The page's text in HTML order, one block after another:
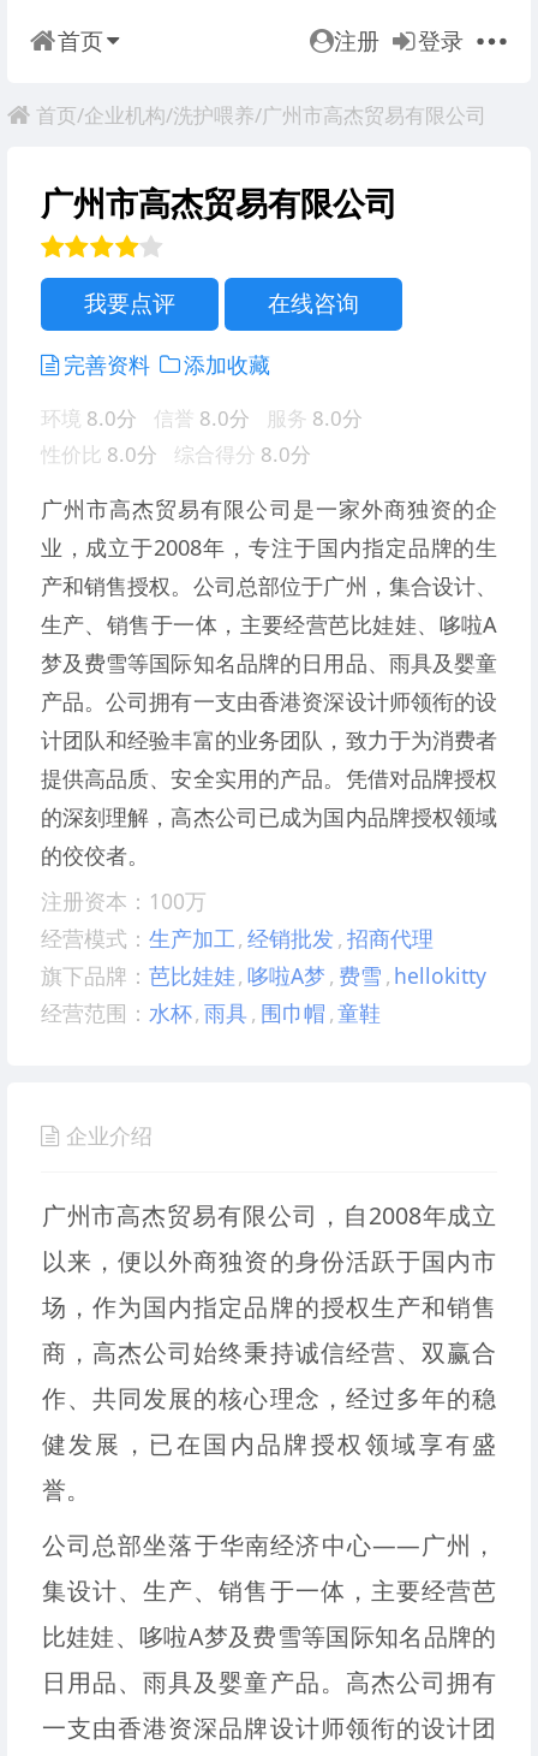
首页 注册 登录
首页/企业机构/洗护喂养/广州市高杰贸易有限公司
广州市高杰贸易有限公司
我要点评 在线咨询
完善资料 添加收藏
环境 8.0分 信誉 8.0分 服务 8.0分
性价比 8.0分 综合得分 8.0分
广州市高杰贸易有限公司是一家外商独资的企
业，成立于2008年，专注于国内指定品牌的生
产和销售授权。公司总部位于广州，集合设计、
生产、销售于一体，主要经营芭比娃娃、哆啦A
梦及费雪等国际知名品牌的日用品、雨具及婴童
产品。公司拥有一支由香港资深设计师领衔的设
计团队和经验丰富的业务团队，致力于为消费者
提供高品质、安全实用的产品。凭借对品牌授权
的深刻理解，高杰公司已成为国内品牌授权领域
的佼佼者。
注册资本：100万
经营模式： 生产加工 , 经销批发, 招商代理
旗下品牌： 芭比娃娃, 哆啦A梦 , 费雪 , hellokitty
经营范围： 水杯, 雨具 , 围巾帽 ,童鞋
企业介绍
广州市高杰贸易有限公司，自2008年成立
以来，便以外商独资的身份活跃于国内市
场，作为国内指定品牌的授权生产和销售
商，高杰公司始终秉持诚信经营、双赢合
作、共同发展的核心理念，经过多年的稳
健发展，已在国内品牌授权领域享有盛
誉。
公司总部坐落于华南经济中心——广州，
集设计、生产、销售于一体，主要经营芭
比娃娃、哆啦A梦及费雪等国际知名品牌的
日用品、雨具及婴童产品。高杰公司拥有
一支由香港资深品牌设计师领衔的设计团